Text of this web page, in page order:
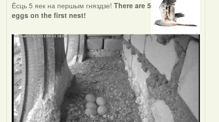
Ёсць 5 яек на першым гняздзе! There are 5
eggs on the first nest!